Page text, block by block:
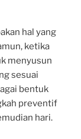
hal yang
ketika
menyusun
sesuai
bentuk
preventif
hari.